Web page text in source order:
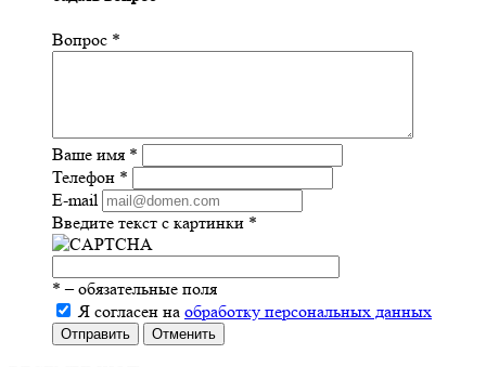
Вопрос *
Ваше имя *
Телефон *
E-mail
Введите текст с картинки *
* – обязательные поля
Я согласен на обработку персональных данных
Отправить Отменить